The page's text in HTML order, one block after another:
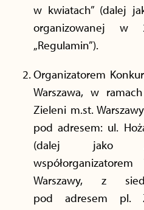
w kwiatach” (dalej
organizowanej
„Regulamin”).
Organizatorem
Warszawa, w
Zieleni m.st.
pod adresem: ul.
(dalej jako
współorganizatorem
Warszawy, z
pod adresem pl.